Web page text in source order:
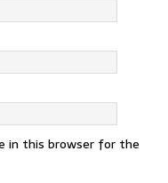
in this browser for the